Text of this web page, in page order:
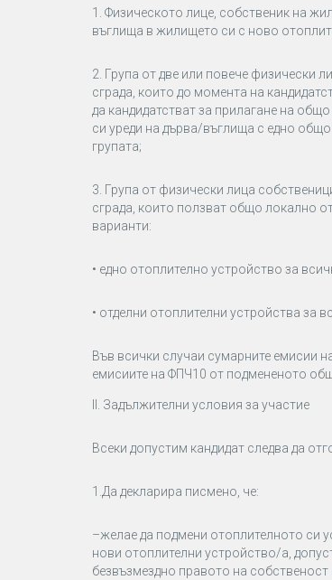
1. Физическото лице, собственик на
въглища в жилището си с ново
2. Група от две или повече физически
сграда, които до момента на
да кандидатстват за прилагане на
си уреди на дърва/въглища с едно
групата;
3. Група от физически лица
сграда, които ползват общо локално
варианти:
• едно отоплително устройство за
• отделни отоплителни устройства за
Във всички случаи сумарните емисии
емисиите на ФПЧ10 от подмененото
II. Задължителни условия за участие
Всеки допустим кандидат следва да
1.Да декларира писмено, че:
–желае да подмени отоплителното си
нови отоплителни устройство/а,
безвъзмездно правото на